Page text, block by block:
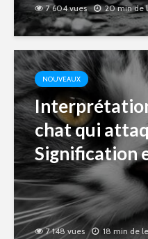
7 604 vues 20 min de
NOUVEAUX
chat qui
Signification
7 148 vues 18 min de